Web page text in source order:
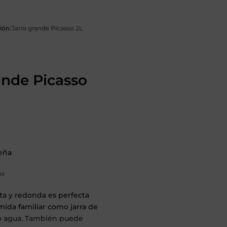
/Jarra grande Picasso 2L
Picasso
y redonda es perfecta
familiar como jarra de
agua. También puede